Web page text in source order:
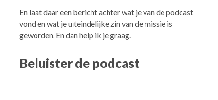
En laat daar een bericht achter wat je van de podcast
vond en wat je uiteindelijke zin van de missie is
geworden. En dan help ik je graag.
Beluister de podcast